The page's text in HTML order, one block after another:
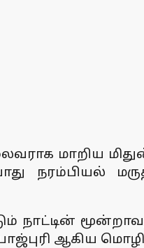
மாறிய
நரம்பியல்
நாட்டின்
ஆகிய